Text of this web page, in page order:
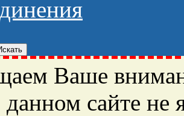
Ваше
данном сайте не